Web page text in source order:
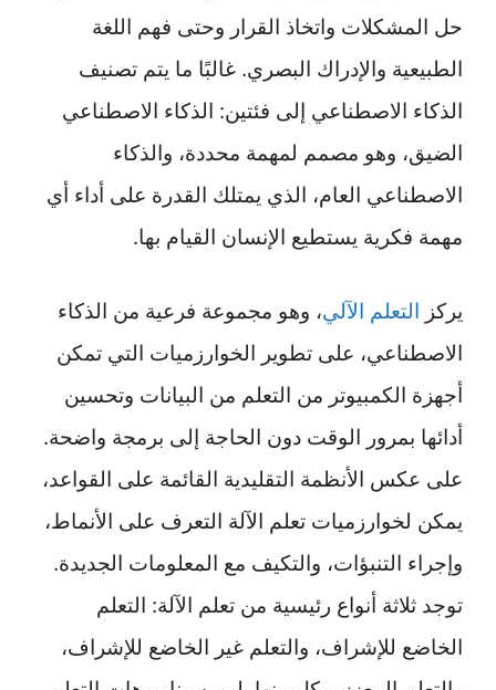
حل المشكلات واتخاذ القرار وحتى فهم اللغة
الطبيعية والإدراك البصري. غالبًا ما يتم تصنيف
الذكاء الاصطناعي إلى فئتين: الذكاء الاصطناعي
الضيق، وهو مصمم لمهمة محددة، والذكاء
الاصطناعي العام، الذي يمتلك القدرة على أداء أي
مهمة فكرية يستطيع الإنسان القيام بها.
يركز التعلم الآلي، وهو مجموعة فرعية من الذكاء
الاصطناعي، على تطوير الخوارزميات التي تمكن
أجهزة الكمبيوتر من التعلم من البيانات وتحسين
أدائها بمرور الوقت دون الحاجة إلى برمجة واضحة.
على عكس الأنظمة التقليدية القائمة على القواعد،
يمكن لخوارزميات تعلم الآلة التعرف على الأنماط،
وإجراء التنبؤات، والتكيف مع المعلومات الجديدة.
توجد ثلاثة أنواع رئيسية من تعلم الآلة: التعلم
الخاضع للإشراف، والتعلم غير الخاضع للإشراف،